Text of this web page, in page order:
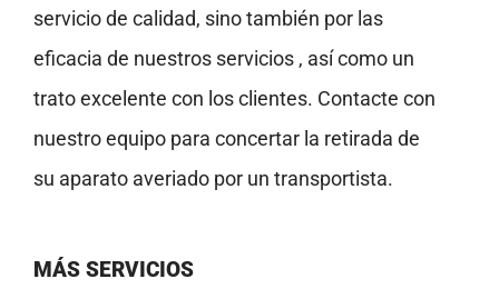
servicio de calidad, sino también por las
eficacia de nuestros servicios , así como un
trato excelente con los clientes. Contacte con
nuestro equipo para concertar la retirada de
su aparato averiado por un transportista.
MÁS SERVICIOS